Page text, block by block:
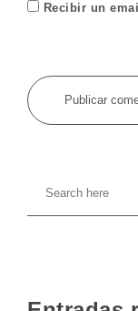
Recibir un